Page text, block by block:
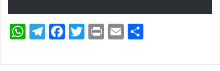
W
at
T
e
F
e
T
itt
Pr
t
E
ai п